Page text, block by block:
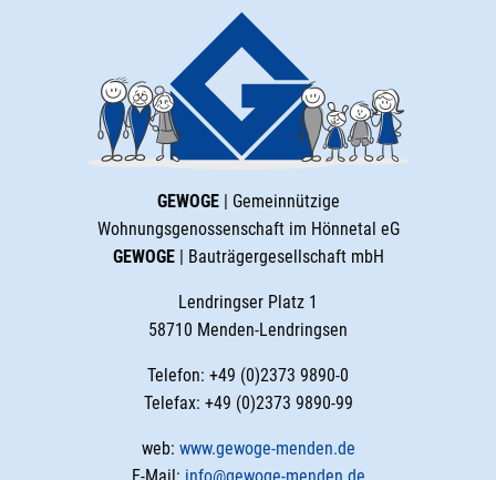
GEWOGE| Gemeinnützige
Wohnungsgenossenschaft im Hönnetal eG
GEWOGE| Bauträgergesellschaft mbH
Lendringser Platz 1
58710 Menden-Lendringsen
Telefon: +49 (0)2373 9890-0
Telefax: +49 (0)2373 9890-99
web: www.gewoge-menden.de